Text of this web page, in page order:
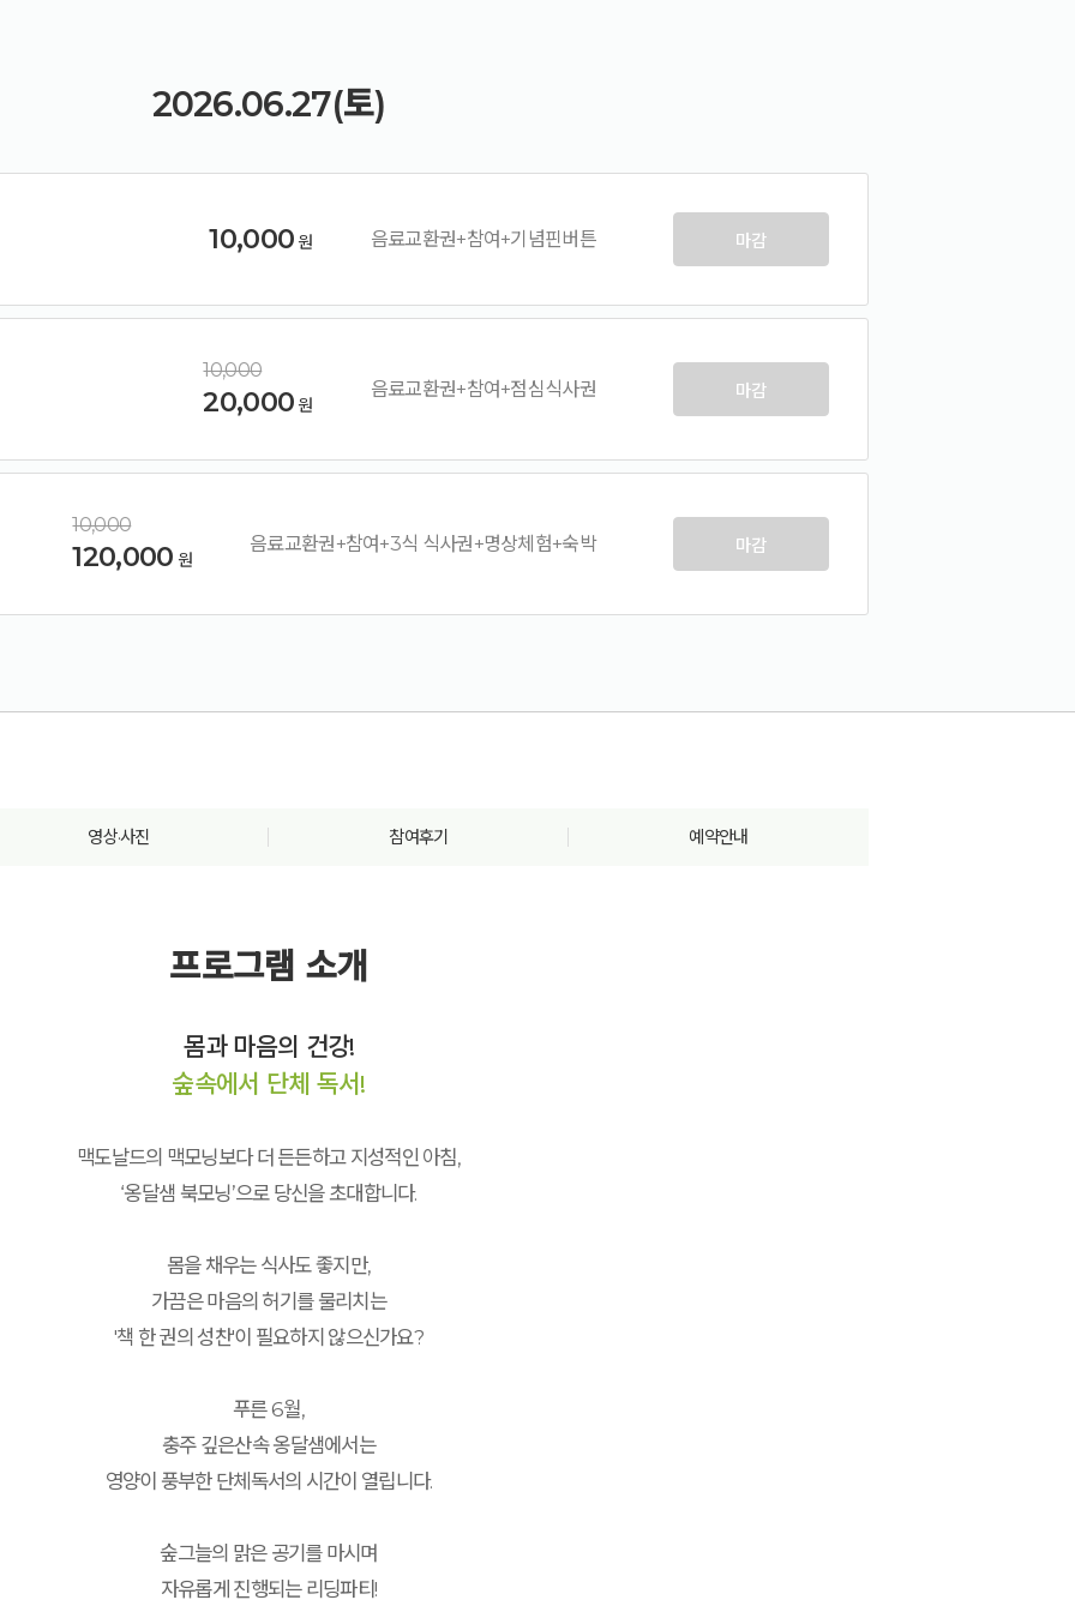
2026.06.27(토)
10,000 원 음료교환권+참여+기념핀버튼 마감
10,000
20,000 원
음료교환권+참여+점심식사권 마감
10,000
120,000 원
음료교환권+참여+3식 식사권+명상체험+숙박 마감
영상·사진 참여후기 예약안내
프로그램 소개
몸과 마음의 건강!
숲속에서 단체 독서!
맥도날드의 맥모닝보다 더 든든하고 지성적인 아침,
‘옹달샘 북모닝’으로 당신을 초대합니다.
몸을 채우는 식사도 좋지만,
가끔은 마음의 허기를 물리치는
'책 한 권의 성찬'이 필요하지 않으신가요?
푸른 6월,
충주 깊은산속 옹달샘에서는
영양이 풍부한 단체독서의 시간이 열립니다.
숲그늘의 맑은 공기를 마시며
자유롭게 진행되는 리딩파티!